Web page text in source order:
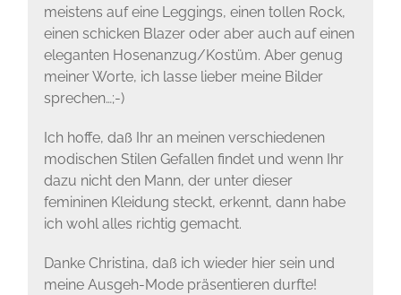
meistens auf eine Leggings, einen tollen Rock,
einen schicken Blazer oder aber auch auf einen
eleganten Hosenanzug/Kostüm. Aber genug
meiner Worte, ich lasse lieber meine Bilder
sprechen…;-)
Ich hoffe, daß Ihr an meinen verschiedenen
modischen Stilen Gefallen findet und wenn Ihr
dazu nicht den Mann, der unter dieser
femininen Kleidung steckt, erkennt, dann habe
ich wohl alles richtig gemacht.
Danke Christina, daß ich wieder hier sein und
meine Ausgeh-Mode präsentieren durfte!